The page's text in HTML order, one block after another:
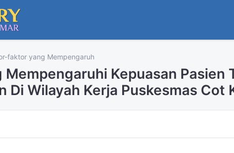
faktor yang Mempengaruh
Kepuasan Pasien
Di Wilayah Kerja Puskesmas Cot